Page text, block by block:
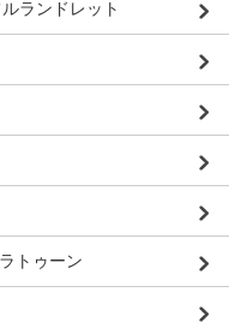
ランドレット
トゥーン